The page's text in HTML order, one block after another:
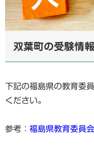
双葉町の受験情
下記の福島県の教育委
ください。
参考： 福島県教育委員会